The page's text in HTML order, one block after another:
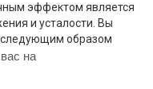
эффектом является
и усталости. Вы
следующим образом
на